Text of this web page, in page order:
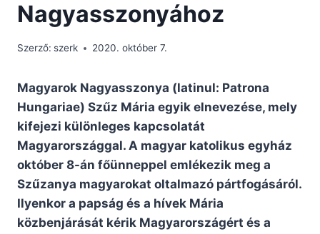
Nagyasszonyához
Szerző: szerk 2020. október 7.
Magyarok Nagyasszonya (latinul: Patrona
Hungariae) Szűz Mária egyik elnevezése, mely
kifejezi különleges kapcsolatát
Magyarországgal. A magyar katolikus egyház
október 8-án főünneppel emlékezik meg a
Szűzanya magyarokat oltalmazó pártfogásáról.
Ilyenkor a papság és a hívek Mária
közbenjárását kérik Magyarországért és a